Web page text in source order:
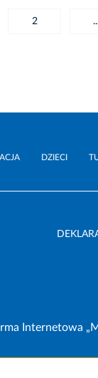
2
DZIECI
Internetowa